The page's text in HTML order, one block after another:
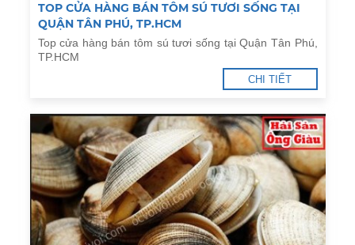
TOP CỬA HÀNG BÁN TÔM SÚ TƯƠI SỐNG TẠI
QUẬN TÂN PHÚ, TP.HCM
Top cửa hàng bán tôm sú tươi sống tại Quận Tân Phú,
TP.HCM
CHI TIẾT